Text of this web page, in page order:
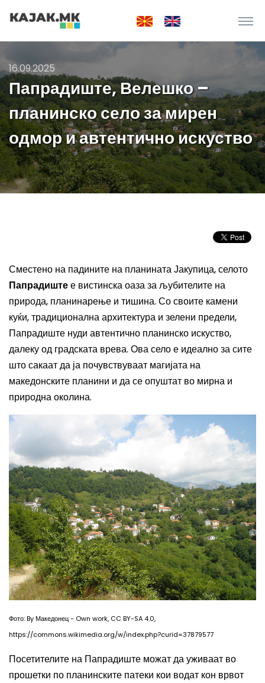
16.09.2025
Папрадиште, Велешко –
планинско село за мирен
одмор и автентично искуство
Сместено на падините на планината Јакупица, селото
Папрадиштее вистинска оаза за љубителите на
природа, планинарење и тишина. Со своите камени
куќи, традиционална архитектура и зелени предели,
Папрадиште нуди автентично планинско искуство,
далеку од градската врева. Ова село е идеално за сите
што сакаат да ја почувствуваат магијата на
македонските планини и да се опуштат во мирна и
природна околина.
Фото: By Македонец - Own work, CC BY-SA 4.0,
https://commons.wikimedia.org/w/index.php?curid=37879577
Посетителите на Папрадиште можат да уживаат во
прошетки по планинските патеки кои водат кон врвот